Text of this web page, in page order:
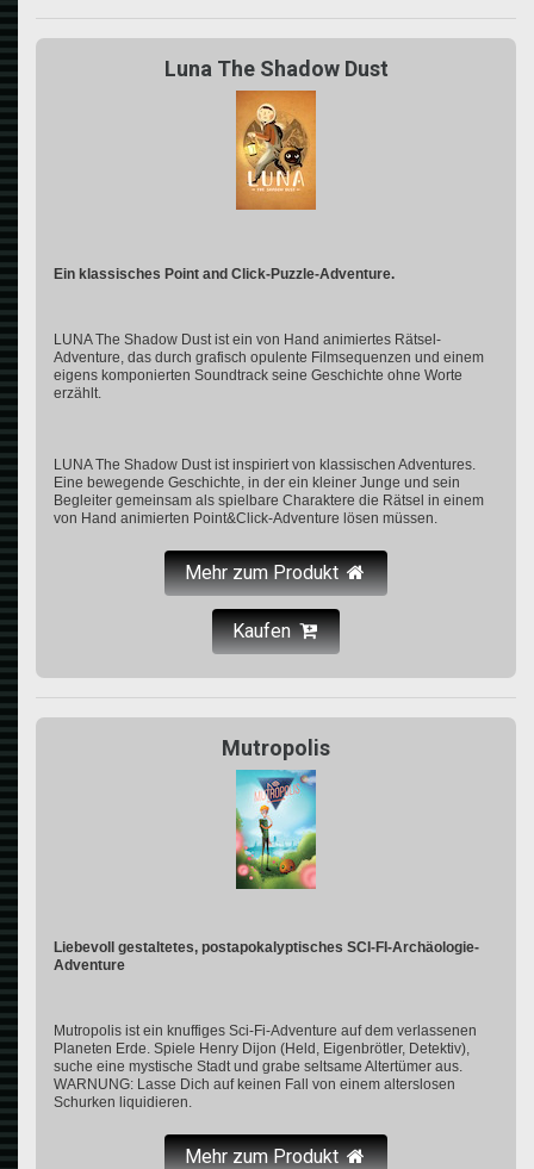
Luna The Shadow Dust
Ein klassisches Point and Click-Puzzle-Adventure.
LUNA The Shadow Dust ist ein von Hand animiertes Rätsel-
Adventure, das durch grafisch opulente Filmsequenzen und einem
eigens komponierten Soundtrack seine Geschichte ohne Worte
erzählt.
LUNA The Shadow Dust ist inspiriert von klassischen Adventures.
Eine bewegende Geschichte, in der ein kleiner Junge und sein
Begleiter gemeinsam als spielbare Charaktere die Rätsel in einem
von Hand animierten Point&Click-Adventure lösen müssen.
Mehr zum Produkt
Kaufen
Mutropolis
Liebevoll gestaltetes, postapokalyptisches SCI-FI-Archäologie-
Adventure
Mutropolis ist ein knuffiges Sci-Fi-Adventure auf dem verlassenen
Planeten Erde. Spiele Henry Dijon (Held, Eigenbrötler, Detektiv),
suche eine mystische Stadt und grabe seltsame Altertümer aus.
WARNUNG: Lasse Dich auf keinen Fall von einem alterslosen
Schurken liquidieren.
Mehr zum Produkt